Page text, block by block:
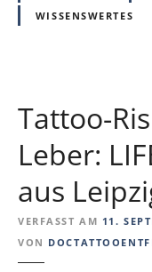
c
h
u
i
n
i
a
d
i
e
W
i
WISSENSWERTES
Tattoo-
Leber:
aus
VERFASST AM 11.
VON